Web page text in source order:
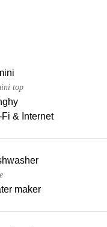
top
& Internet
maker